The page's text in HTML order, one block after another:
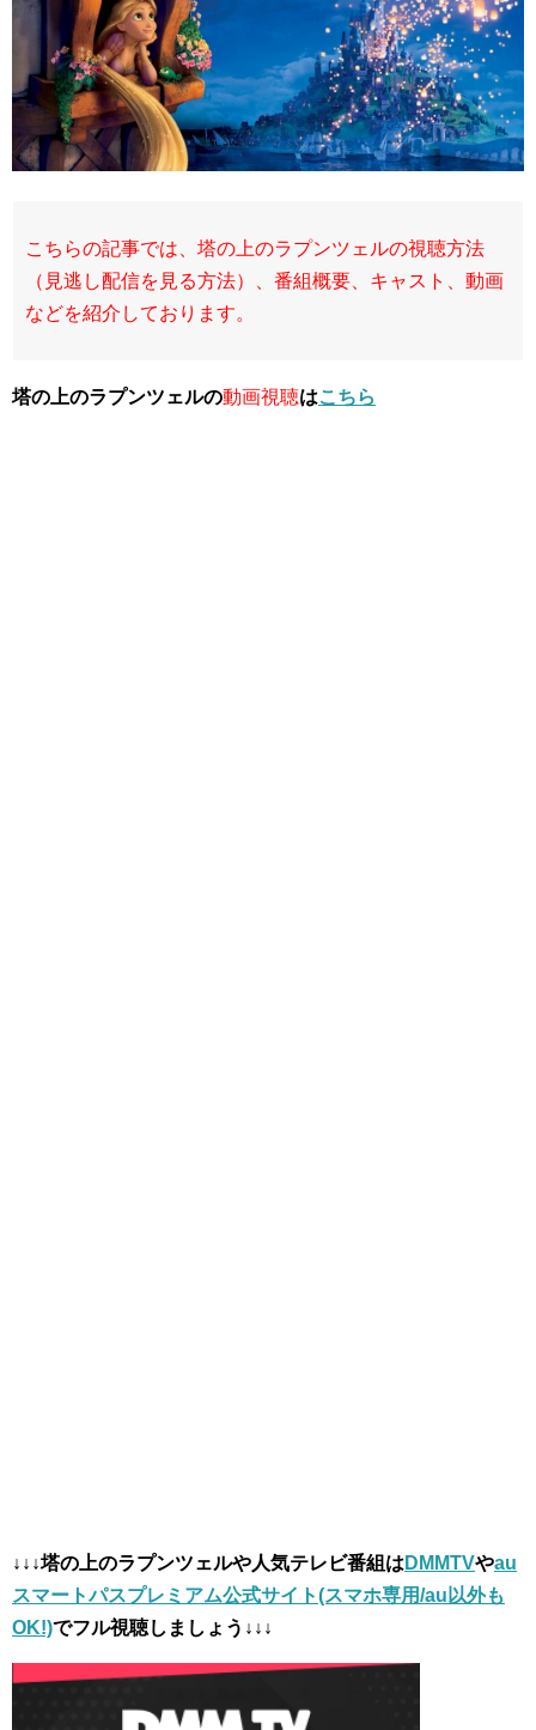
こちらの記事では、塔の上のラプンツェルの視聴方法
（見逃し配信を見る方法）、番組概要、キャスト、動画
などを紹介しております。
塔の上のラプンツェルの動画視聴はこちら
↓↓↓塔の上のラプンツェルや人気テレビ番組は DMMTVやau
スマートパスプレミアム公式サイト(スマホ専用/au以外も
OK!)でフル視聴しましょう↓↓↓